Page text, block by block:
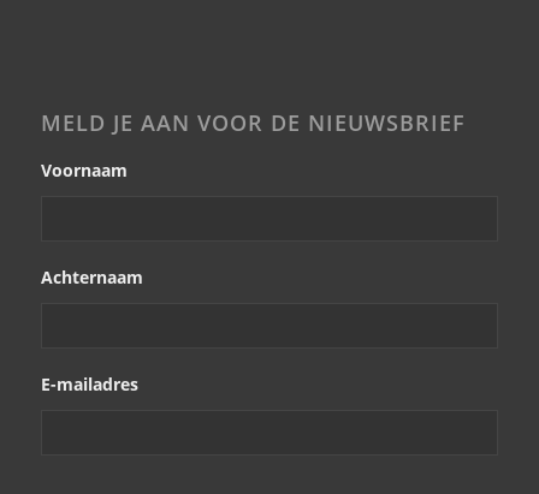
MELD JE AAN VOOR DE NIEUWSBRIEF
Voornaam
Achternaam
E-mailadres